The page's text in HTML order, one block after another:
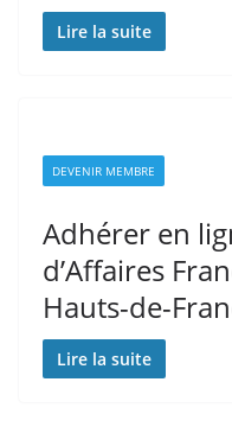
Lire la suite
DEVENIR MEMBRE
Adhérer en
d’Affaires
Hauts-de-
Lire la suite